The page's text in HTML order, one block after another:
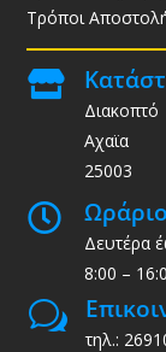
Τρόποι

Διακοπτό
Αχαϊα
25003
 Ωράριο
Δευτέρα
8:00 –
w
τηλ.: